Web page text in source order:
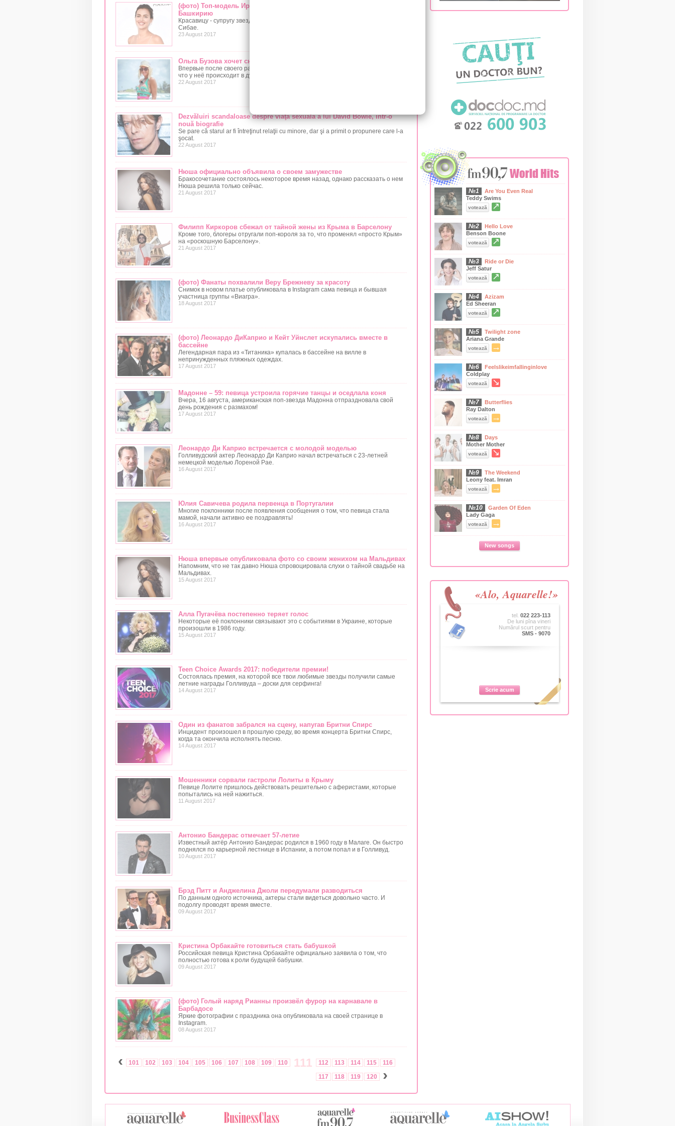
(фото) Топ-модель Ирина Шейк приехала на родину предков в
Башкирию
Красавицу - супругу звезды Голливуда Бредли Купера - заметили в башкирском
Сибае.
23 August 2017
Ольга Бузова хочет снова поверить в любовь
Впервые после своего расставания с Дмитрием Тарасовым певица рассказала,
что у неё происходит в душе.
22 August 2017
Dezvăluiri scandaloase despre viaţa sexuală a lui David Bowie, într-o
nouă biografie
Se pare că starul ar fi întreţinut relaţii cu minore, dar şi a primit o propunere care l-a
şocat.
22 August 2017
Нюша официально объявила о своем замужестве
Бракосочетание состоялось некоторое время назад, однако рассказать о нем
Нюша решила только сейчас.
21 August 2017
Филипп Киркоров сбежал от тайной жены из Крыма в Барселону
Кроме того, блогеры отругали поп-короля за то, что променял «просто Крым»
на «роскошную Барселону».
21 August 2017
(фото) Фанаты похвалили Веру Брежневу за красоту
Снимок в новом платье опубликовала в Instagram сама певица и бывшая
участница группы «Виагра».
18 August 2017
(фото) Леонардо ДиКаприо и Кейт Уйнслет искупались вместе в
бассейне
Легендарная пара из «Титаника» купалась в бассейне на вилле в
непринужденных пляжных одеждах.
17 August 2017
Мадонне – 59: певица устроила горячие танцы и оседлала коня
Вчера, 16 августа, американская поп-звезда Мадонна отпраздновала свой
день рождения с размахом!
17 August 2017
Леонардо Ди Каприо встречается с молодой моделью
Голливудский актер Леонардо Ди Каприо начал встречаться с 23-летней
немецкой моделью Лореной Рае.
16 August 2017
Юлия Савичева родила первенца в Португалии
Многие поклонники после появления сообщения о том, что певица стала
мамой, начали активно ее поздравлять!
16 August 2017
Нюша впервые опубликовала фото со своим женихом на Мальдивах
Напомним, что не так давно Нюша спровоцировала слухи о тайной свадьбе на
Мальдивах.
15 August 2017
Алла Пугачёва постепенно теряет голос
Некоторые её поклонники связывают это с событиями в Украине, которые
произошли в 1986 году.
15 August 2017
Teen Choice Awards 2017: победители премии!
Состоялась премия, на которой все твои любимые звезды получили самые
летние награды Голливуда – доски для серфинга!
14 August 2017
Один из фанатов забрался на сцену, напугав Бритни Спирс
Инцидент произошел в прошлую среду, во время концерта Бритни Спирс,
когда та окончила исполнять песню.
14 August 2017
Мошенники сорвали гастроли Лолиты в Крыму
Певице Лолите пришлось действовать решительно с аферистами, которые
попытались на ней нажиться.
11 August 2017
Антонио Бандерас отмечает 57-летие
Известный актёр Антонио Бандерас родился в 1960 году в Малаге. Он быстро
поднялся по карьерной лестнице в Испании, а потом попал и в Голливуд.
10 August 2017
Брэд Питт и Анджелина Джоли передумали разводиться
По данным одного источника, актеры стали видеться довольно часто. И
подолгу проводят время вместе.
09 August 2017
Кристина Орбакайте готовиться стать бабушкой
Российская певица Кристина Орбакайте официально заявила о том, что
полностью готова к роли будущей бабушки.
09 August 2017
(фото) Голый наряд Рианны произвёл фурор на карнавале в
Барбадосе
Яркие фотографии с праздника она опубликовала на своей странице в
Instagram.
08 August 2017
‹ 101 102 103 104 105 106 107 108 109 110 111 112 113 114 115
116
117
118 119 120 ›
№1
Are You Even Real
Teddy Swims
votează ↗
№2
Hello Love
Benson Boone
votează ↗
№3
Ride or Die
Jeff Satur
votează ↗
№4
Azizam
Ed Sheeran
votează ↗
№5
Twilight zone
Ariana Grande
votează →
№6
Feelslikeimfallinginlove
Coldplay
votează ↘
№7
Butterflies
Ray Dalton
votează →
№8
Days
Mother Mother
votează ↘
№9
The Weekend
Leony feat. Imran
votează →
№10
Garden Of Eden
Lady Gaga
votează →
New songs
«Alo, Aquarelle!»
tel. 022 223-113
De luni pîna vineri
Numărul scurt pentru
SMS - 9070